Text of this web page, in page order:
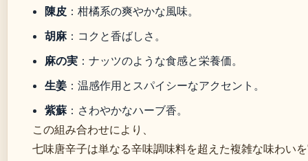
陳皮 ：柑橘系の爽やかな風味。
胡麻：コクと香ばしさ。
麻の実 ：ナッツのような食感と栄養価。
生姜 ：温感作用とスパイシーなアクセント。
紫蘇 ：さわやかなハーブ香。
この組み合わせにより、
七味唐辛子は単なる辛味調味料を超えた複雑な味わい